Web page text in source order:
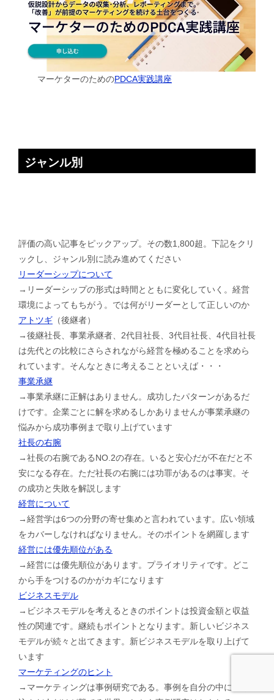
マーケターのためのPDCA実践講座
ジャンル別
評価の高い記事をピックアップ。その数1,800超。下記をクリ
ックし、ジャンル別に読み進めてください
リーダーシップについて
→リーダーシップの形式は時間とともに変化していく。経営
環境によってもちがう。では何がリーダーとして正しいのか
アトツギ （後継者）
→後継社長、事業承継者、2代目社長、3代目社長、4代目社長
は先代との比較にさらされながら経営を極めることを求めら
れています。そんなときに考えることといえば・・・
事業承継
→事業承継に正解はありません。成功したパターンがあるだ
けです。企業ごとに解を求めるしかありませんが事業承継の
悩みから成功事例まで取り上げています
社長の右腕
→社長の右腕であるNO.2の存在。いると安心だが不在だと不
安になる存在。ただ社長の右腕には功罪があるのは事実。そ
の成功と失敗を解説します
経営について
→経営学は6つの分野の寄せ集めと言われています。広い領域
をカバーしなければなりません。そのポイントを網羅します
経営には優先順位がある
→経営には優先順位があります。プライオリティです。どこ
から手をつけるのかがカギになります
ビジネスモデル
→ビジネスモデルを考えるときのポイントは投資金額と収益
性の関連です。継続もポイントとなります。新しいビジネス
モデルが続々と出てきます。新ビジネスモデルを取り上げて
います
マーケティングのヒント
→マーケティングは事例研究である。事例を自分の中に取り